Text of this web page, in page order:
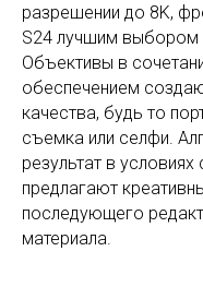
разрешении до 8K,
S24 лучшим выбором
Объективы в
обеспечением
качества, будь то
съемка или селфи.
результат в
предлагают
последующего
материала.